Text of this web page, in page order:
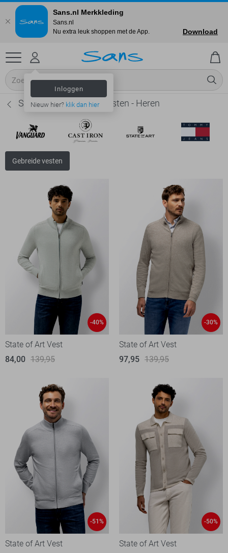
Inloggen
Nieuw hier? klik dan hier
State of Art Gebreide vesten - Heren
Gebreide vesten
-40%
State of Art Vest
84,00 139,95
-30%
State of Art Vest
97,95 139,95
-51%
State of Art Vest
-50%
State of Art Vest
Sans.nl Merkkleding
Sans.nl
Nu extra leuk shoppen met de App.
Download